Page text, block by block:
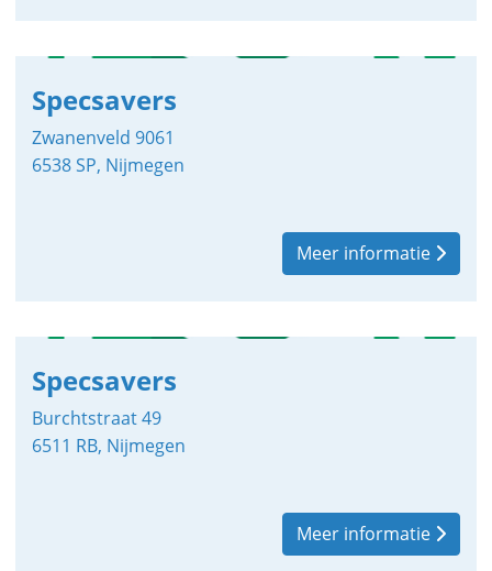
Specsavers
Zwanenveld 9061
6538 SP, Nijmegen
Meer informatie
Specsavers
Burchtstraat 49
6511 RB, Nijmegen
Meer informatie